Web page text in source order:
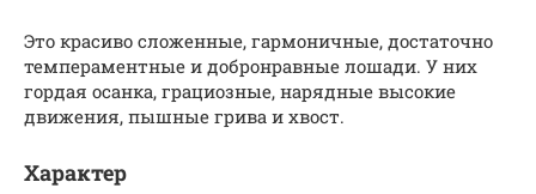
Это красиво сложенные, гармоничные, достаточно
темпераментные и добронравные лошади. У них
гордая осанка, грациозные, нарядные высокие
движения, пышные грива и хвост.
Характер